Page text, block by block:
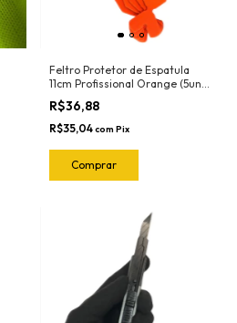
Feltro Protetor de Espatula
11cm Profissional Orange (5und)
1018.O Joker
R$36,88
R$35,04com Pix